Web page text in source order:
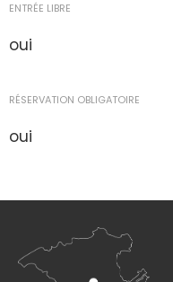
ENTRÉE LIBRE
oui
RÉSERVATION OBLIGATOIRE
oui